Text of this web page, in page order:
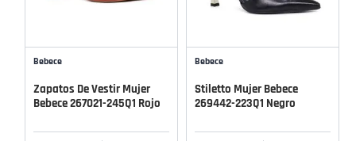
Bebece
Zapatos De Vestir Mujer
Bebece 267021-245Q1 Rojo
Bebece
Stiletto Mujer Bebece
269442-223Q1 Negro